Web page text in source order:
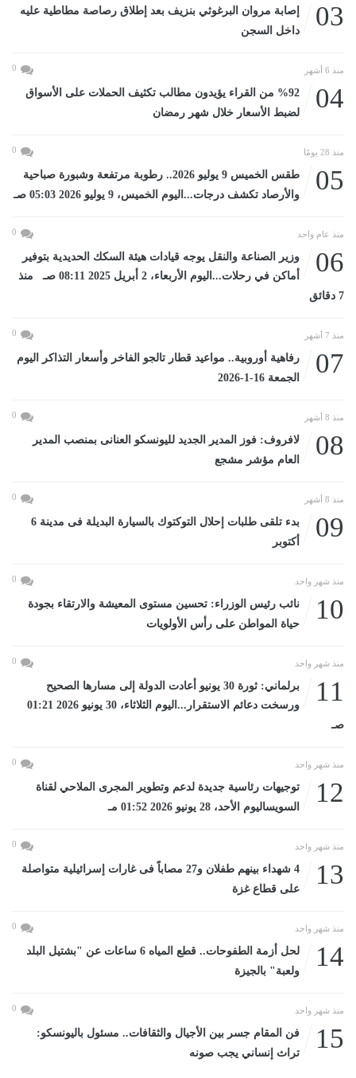
03
إصابة مروان البرغوثي بنزيف بعد إطلاق رصاصة مطاطية عليه
داخل السجن
منذ 6 أشهر 0
04
%92 من القراء يؤيدون مطالب تكثيف الحملات على الأسواق
لضبط الأسعار خلال شهر رمضان
منذ 28 يومًا 0
05
طقس الخميس 9 يوليو 2026.. رطوبة مرتفعة وشبورة صباحية
والأرصاد تكشف درجات...اليوم الخميس، 9 يوليو 2026 05:03 صـ
منذ عام واحد 0
06
وزير الصناعة والنقل يوجه قيادات هيئة السكك الحديدية بتوفير
أماكن في رحلات...اليوم الأربعاء، 2 أبريل 2025 08:11 صـ منذ
7 دقائق
منذ 7 أشهر 0
07
رفاهية أوروبية.. مواعيد قطار تالجو الفاخر وأسعار التذاكر اليوم
الجمعة 16-1-2026
منذ 8 أشهر 0
08
لافروف: فوز المدير الجديد لليونسكو العنانى بمنصب المدير
العام مؤشر مشجع
منذ 8 أشهر 0
09
بدء تلقى طلبات إحلال التوكتوك بالسيارة البديلة فى مدينة 6
أكتوبر
منذ شهر واحد 0
10
نائب رئيس الوزراء: تحسين مستوى المعيشة والارتقاء بجودة
حياة المواطن على رأس الأولويات
منذ شهر واحد 0
11
برلماني: ثورة 30 يونيو أعادت الدولة إلى مسارها الصحيح
ورسخت دعائم الاستقرار...اليوم الثلاثاء، 30 يونيو 2026 01:21
صـ
منذ شهر واحد 0
12
توجيهات رئاسية جديدة لدعم وتطوير المجرى الملاحي لقناة
السويساليوم الأحد، 28 يونيو 2026 01:52 مـ
منذ شهر واحد 0
13
4 شهداء بينهم طفلان و27 مصاباً فى غارات إسرائيلية متواصلة
على قطاع غزة
منذ شهر واحد 0
14
لحل أزمة الطفوحات.. قطع المياه 6 ساعات عن "بشتيل البلد
ولعبة" بالجيزة
منذ شهر واحد 0
15
فن المقام جسر بين الأجيال والثقافات.. مسئول باليونسكو:
تراث إنساني يجب صونه